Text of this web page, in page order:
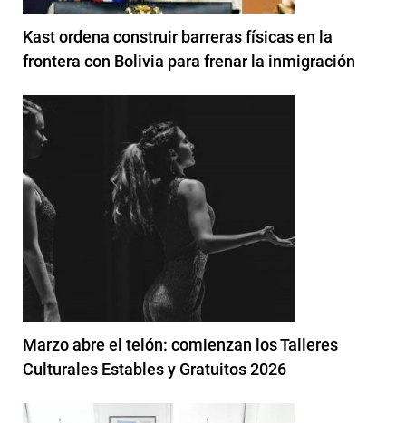
Kast ordena construir barreras físicas en la
frontera con Bolivia para frenar la inmigración
Marzo abre el telón: comienzan los Talleres
Culturales Estables y Gratuitos 2026